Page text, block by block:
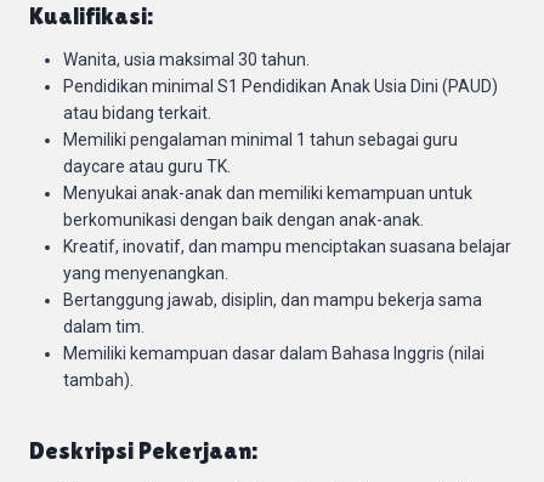
Kualifikasi:
Wanita, usia maksimal 30 tahun.
Pendidikan minimal S1 Pendidikan Anak Usia Dini (PAUD)
atau bidang terkait.
Memiliki pengalaman minimal 1 tahun sebagai guru
daycare atau guru TK.
Menyukai anak-anak dan memiliki kemampuan untuk
berkomunikasi dengan baik dengan anak-anak.
Kreatif, inovatif, dan mampu menciptakan suasana belajar
yang menyenangkan.
Bertanggung jawab, disiplin, dan mampu bekerja sama
dalam tim.
Memiliki kemampuan dasar dalam Bahasa Inggris (nilai
tambah).
Deskripsi Pekerjaan: